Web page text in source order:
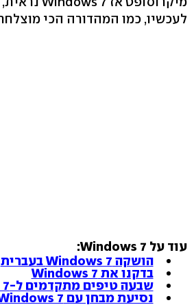
לעכשיו, כמו המהדורה הכי
עוד על Windows 7:
הושקה Windows 7 בעברית
בדקנו את Windows 7
שבעה טיפים מתקדמים ל-Windows 7
נסיעת מבחן עם Windows 7